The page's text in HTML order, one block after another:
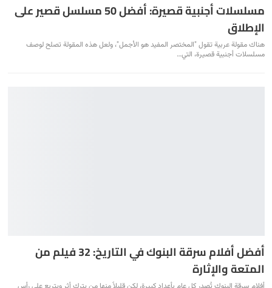
مسلسلات أجنبية قصيرة: أفضل 50 مسلسل قصير على
الإطلاق
هناك مقولة عربية تقول "المختصر المفيد هو الأجمل"، ولعل هذه المقولة تصلح لوصف
مسلسلات أجنبية قصيرة، التي…
أفضل أفلام سرقة البنوك في التاريخ: 32 فيلم من
المتعة والإثارة